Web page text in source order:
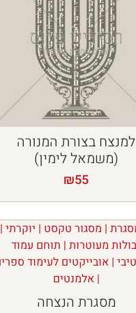
למנצח בצורת המנורה
(משמאל לימין)
₪55
מסגרת הנצחה